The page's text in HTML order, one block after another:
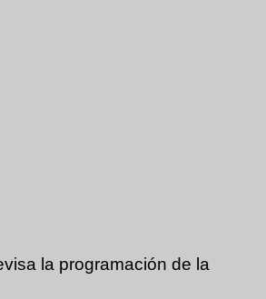
la programación de la